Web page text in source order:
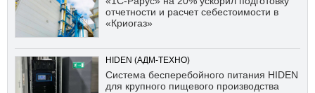
отчетности и расчет себестоимости в
«Криогаз»
HIDEN (АДМ-ТЕХНО)
Система бесперебойного питания HIDEN
для крупного пищевого производства